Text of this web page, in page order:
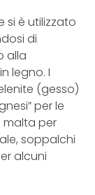
si è utilizzato
di
alla
legno. I
(gesso)
per le
malta per
soppalchi
alcuni